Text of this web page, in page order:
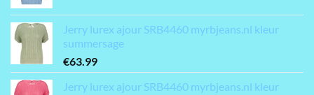
Jerry lurex ajour SRB4460 myrbjeans.nl kleur
summersage
€63.99
Jerry lurex ajour SRB4460 myrbjeans.nl kleur